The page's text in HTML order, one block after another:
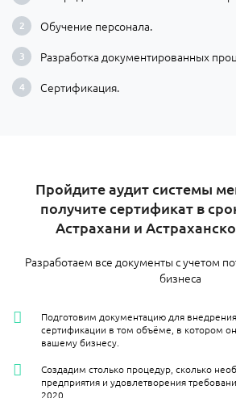
Обучение персонала.
Разработка документированных
Сертификация.
Пройдите аудит системы
получите сертификат в
Астрахани и
Разработаем все документы с учетом
бизнеса
Подготовим документацию для
сертификации в том объёме, в котором
вашему бизнесу.
Создадим столько процедур, сколько
предприятия и удовлетворения
2020.